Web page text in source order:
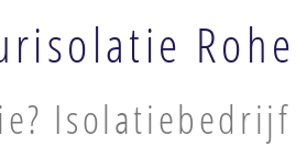
Isolatiebedrijf